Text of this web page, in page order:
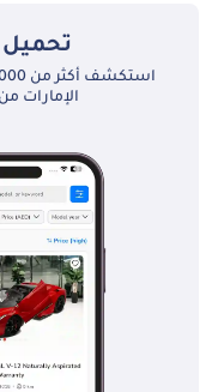
الإمارات من أكثر من